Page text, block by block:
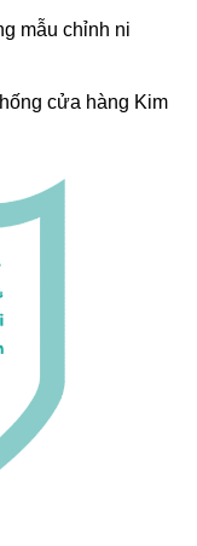
mẫu chỉnh ni
cửa hàng Kim